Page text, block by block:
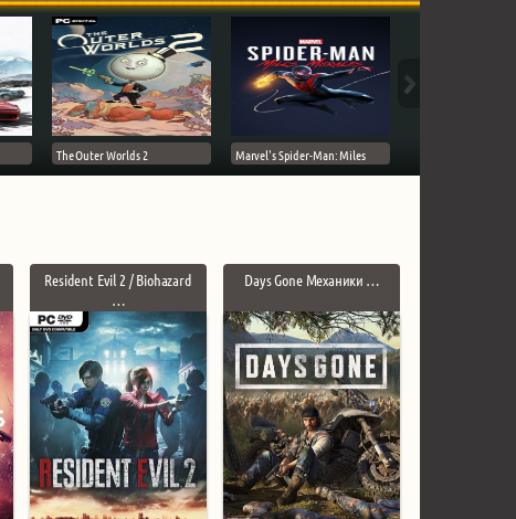
The Outer Worlds 2 Marvel's Spider-Man: Miles
Resident Evil 2 / Biohazard
…
Days Gone Механики …